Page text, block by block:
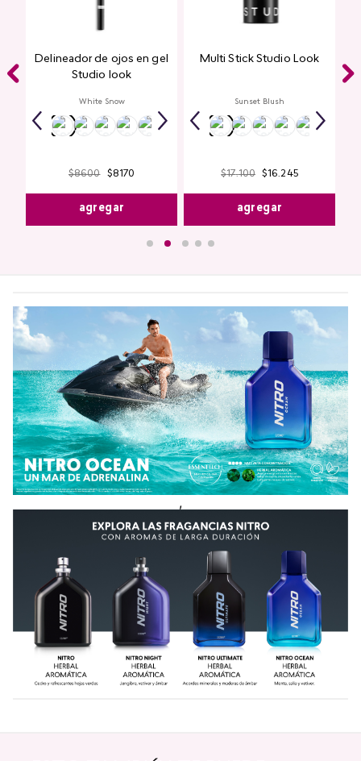
Delineador de ojos en gel
Studio look
White Snow
$8600 $8170
agregar
Multi Stick Studio Look
Sunset Blush
$17.100 $ 16.245
agregar
,